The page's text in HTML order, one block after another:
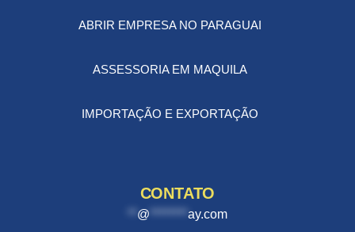
ABRIR EMPRESA NO PARAGUAI
ASSESSORIA EM MAQUILA
IMPORTAÇÃO E EXPORTAÇÃO
CONTATO
@ ******** ay.com